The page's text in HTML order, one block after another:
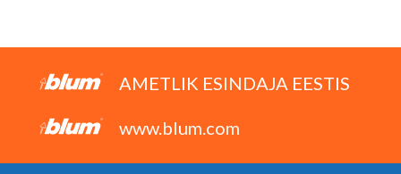
AMETLIK ESINDAJA EESTIS
www.blum.com